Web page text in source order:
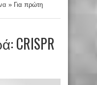
» Για πρώτη
CRISPR